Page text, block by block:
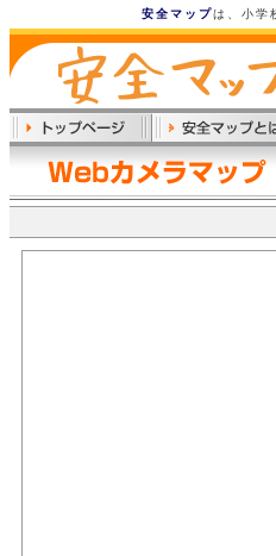
安全マップは、小学